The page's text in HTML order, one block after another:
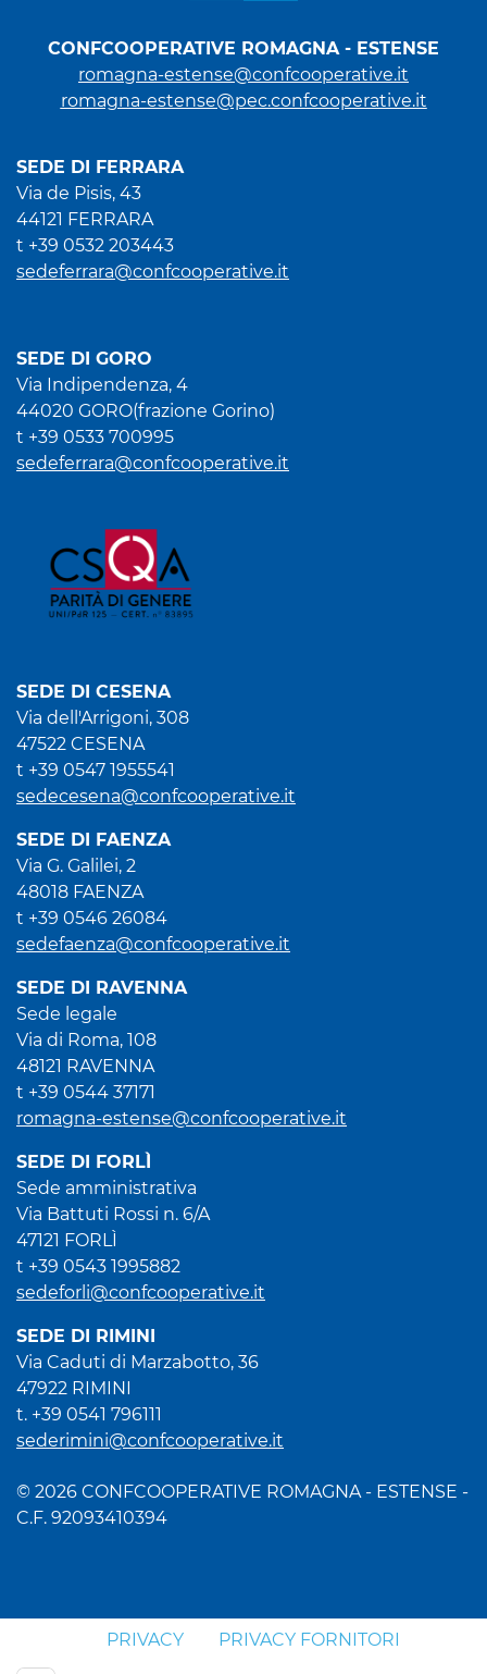
CONFCOOPERATIVE ROMAGNA - ESTENSE
romagna-estense@confcooperative.it
romagna-estense@pec.confcooperative.it
SEDE DI FERRARA
Via de Pisis, 43
44121 FERRARA
t +39 0532 203443
sedeferrara@confcooperative.it
SEDE DI GORO
Via Indipendenza, 4
44020 GORO(frazione Gorino)
t +39 0533 700995
sedeferrara@confcooperative.it
SEDE DI CESENA
Via dell'Arrigoni, 308
47522 CESENA
t +39 0547 1955541
sedecesena@confcooperative.it
SEDE DI FAENZA
Via G. Galilei, 2
48018 FAENZA
t +39 0546 26084
sedefaenza@confcooperative.it
SEDE DI RAVENNA
Sede legale
Via di Roma, 108
48121 RAVENNA
t +39 0544 37171
romagna-estense@confcooperative.it
SEDE DI FORLÌ
Sede amministrativa
Via Battuti Rossi n. 6/A
47121 FORLÌ
t +39 0543 1995882
sedeforli@confcooperative.it
SEDE DI RIMINI
Via Caduti di Marzabotto, 36
47922 RIMINI
t. +39 0541 796111
sederimini@confcooperative.it
© 2026 CONFCOOPERATIVE ROMAGNA - ESTENSE -
C.F. 92093410394
PRIVACY PRIVACY FORNITORI